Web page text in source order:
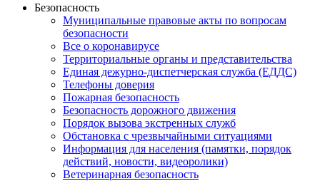
Безопасность
Муниципальные правовые акты по вопросам
безопасности
Все о коронавирусе
Территориальные органы и представительства
Единая дежурно-диспетчерская служба (ЕДДС)
Телефоны доверия
Пожарная безопасность
Безопасность дорожного движения
Порядок вызова экстренных служб
Обстановка с чрезвычайными ситуациями
Информация для населения (памятки, порядок
действий, новости, видеоролики)
Ветеринарная безопасность